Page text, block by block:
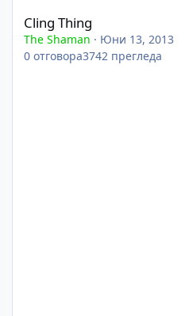
Cling Thing
The Shaman · Юни 13, 2013
0 отговора3742 прегледа